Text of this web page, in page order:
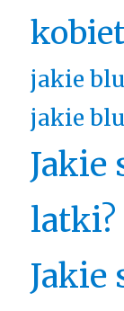
jakie
jakie
Jakie
latki?
Jakie